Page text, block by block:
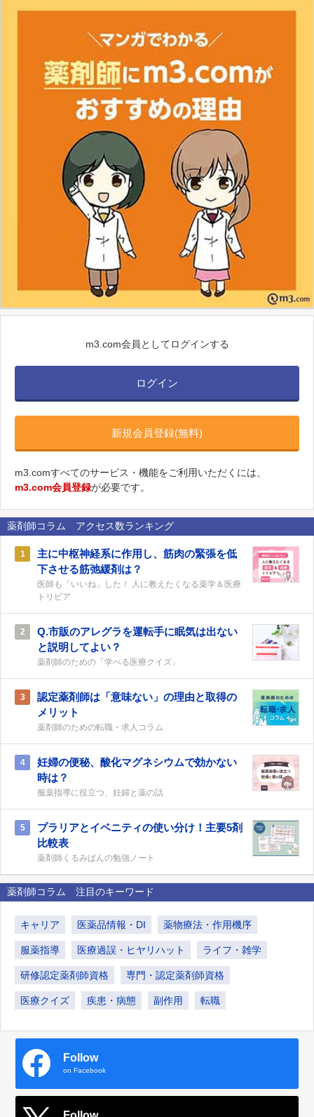
m3.com会員としてログインする
ログイン
新規会員登録(無料)
m3.comすべてのサービス・機能をご利用いただくには、
m3.com会員登録が必要です。
薬剤師コラム アクセス数ランキング
1
主に中枢神経系に作用し、筋肉の緊張を低
下させる筋弛緩剤は？
医師も「いいね」した！ 人に教えたくなる薬学＆医療
トリビア
2
Q.市販のアレグラを運転手に眠気は出ない
と説明してよい？
薬剤師のための「学べる医療クイズ」
3
認定薬剤師は「意味ない」の理由と取得の
メリット
薬剤師のための転職・求人コラム
4
妊婦の便秘、酸化マグネシウムで効かない
時は？
服薬指導に役立つ、妊婦と薬の話
5
プラリアとイベニティの使い分け！主要5剤
比較表
薬剤師くるみぱんの勉強ノート
薬剤師コラム 注目のキーワード
キャリア 医薬品情報・DI 薬物療法・作用機序
服薬指導 医療過誤・ヒヤリハット ライフ・雑学
研修認定薬剤師資格 専門・認定薬剤師資格
医療クイズ 疾患・病態 副作用 転職
Follow
on Facebook